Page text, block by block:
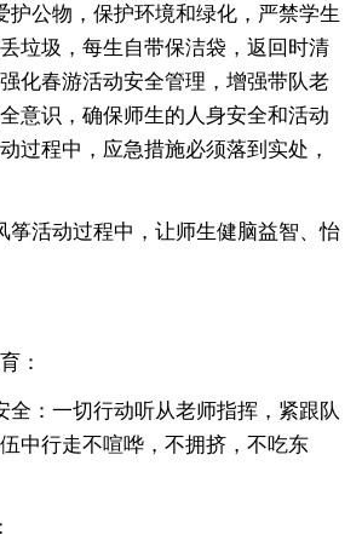
护公物，保护环境和绿化，严禁学生
垃圾，每生自带保洁袋，返回时清
化春游活动安全管理，增强带队老
意识，确保师生的人身安全和活动
过程中，应急措施必须落到实处，
筝活动过程中，让师生健脑益智、怡
：
全：一切行动听从老师指挥，紧跟队
中行走不喧哗，不拥挤，不吃东